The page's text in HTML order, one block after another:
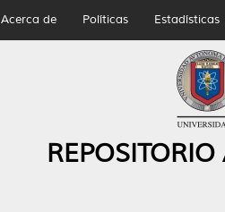
Acerca de Políticas Estadísticas